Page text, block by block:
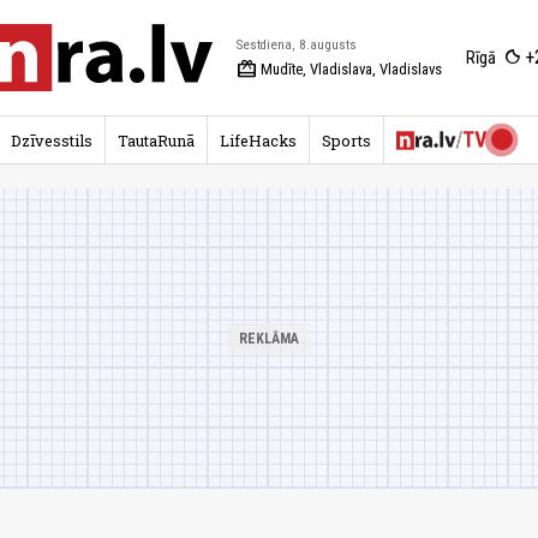
Sestdiena, 8.augusts
redeem Mudīte, Vladislava, Vladislavs
Rīgā
Dzīvesstils TautaRunā LifeHacks Sports